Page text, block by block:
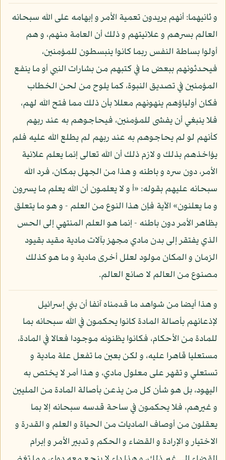
و ثانيهما: أنهم يريدون تعمية الأمر و إبهامه على الله سبحانه
العالم بسرهم و علانيتهم و ذلك أن العامة منهم، و هم
أولوا بساطة النفس ربما كانوا ينبسطون للمؤمنين،
فيحدثونهم ببعض ما في كتبهم من بشارات النبي أو ما ينفع
المؤمنين في تصديق النبوة، كما يلوح من لحن الخطاب
فكان أولياؤهم ينهونهم معللا بأن ذلك مما فتح الله لهم،
فلا ينبغي أن يفشى للمؤمنين، فيحاجوهم به عند ربهم
كأنهم لو لم يحاجوهم به عند ربهم لم يطلع الله عليه فلم
يؤاخذهم بذلك و لازم ذلك أن الله تعالى إنما يعلم علانية
الأمر، دون سره و باطنه و هذا من الجهل بمكان، فرد الله
سبحانه عليهم بقوله: «أ و لا يعلمون أن الله يعلم ما يسرون
و ما يعلنون» الآية فإن هذا النوع من العلم - و هو ما يتعلق
بظاهر الأمر دون باطنه - إنما هو العلم المنتهي إلى الحس
الذي يفتقر إلى بدن مادي مجهز بآلات مادية مقيد بقيود
الزمان و المكان مولود لعلل أخرى مادية و ما هو كذلك
مصنوع من العالم لا صانع العالم.
و هذا أيضا من شواهد ما قدمناه آنفا أن بني إسرائيل
لإذعانهم بأصالة المادة كانوا يحكمون في الله سبحانه بما
للمادة من الأحكام، فكانوا يظنونه موجودا فعالا في المادة،
مستعليا قاهرا عليه، و لكن بعين ما تفعل علة مادية و
تستعلي و تقهر على معلول مادي، و هذا أمر لا يختص به
اليهود، بل هو شأن كل من يذعن بأصالة المادة من المليين
و غيرهم، فلا يحكمون في ساحة قدسه سبحانه إلا بما
يعقلون من أوصاف الماديات من الحياة و العلم و القدرة و
الاختيار و الإرادة و القضاء و الحكم و تدبير الأمر و إبرام